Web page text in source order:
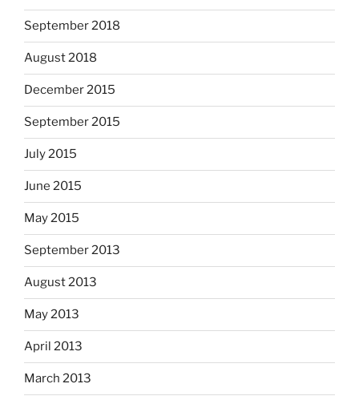
September 2018
August 2018
December 2015
September 2015
July 2015
June 2015
May 2015
September 2013
August 2013
May 2013
April 2013
March 2013